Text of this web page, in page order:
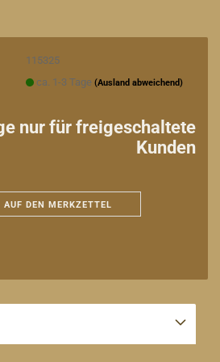
115325
ca. 1-3 Tage (Ausland abweichend)
nur für freigeschaltete
Kunden
AUF DEN MERKZETTEL